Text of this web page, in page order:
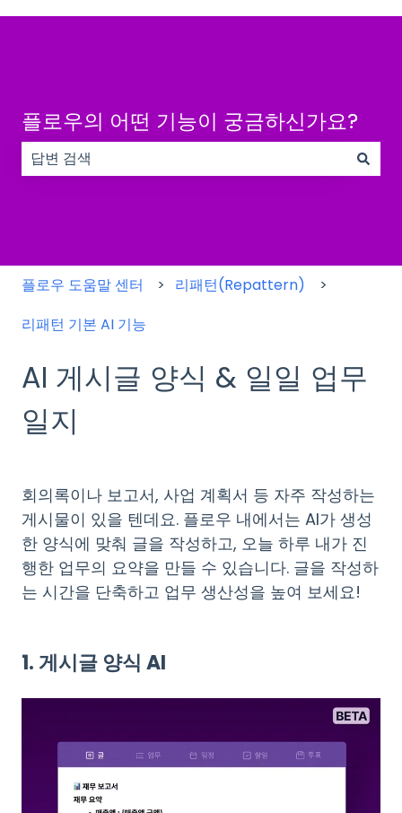
플로우의 어떤 기능이 궁금하신가요?
플로우 도움말 센터
리패턴(Repattern)
리패턴 기본 AI 기능
AI 게시글 양식 & 일일 업무
일지
회의록이나 보고서, 사업 계획서 등 자주 작성하는
게시물이 있을 텐데요. 플로우 내에서는 AI가 생성
한 양식에 맞춰 글을 작성하고, 오늘 하루 내가 진
행한 업무의 요약을 만들 수 있습니다. 글을 작성하
는 시간을 단축하고 업무 생산성을 높여 보세요!
1. 게시글 양식 AI